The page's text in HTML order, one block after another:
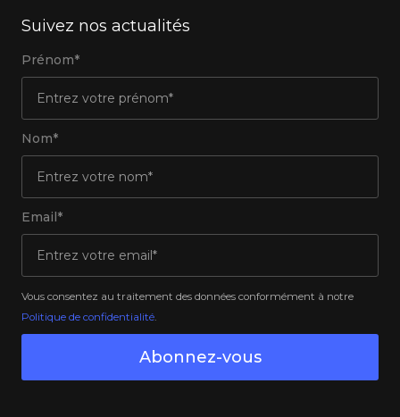
Suivez nos actualités
Prénom*
Nom*
Email*
Vous consentez au traitement des données conformément à notre
Politique de confidentialité
Abonnez-vous